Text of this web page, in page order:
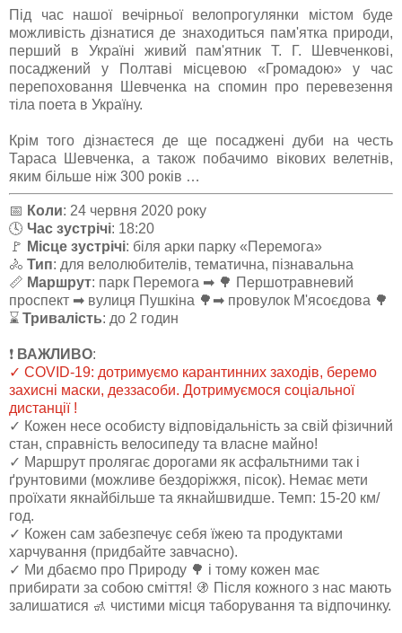
Під час нашої вечірньої велопрогулянки містом буде
можливість дізнатися де знаходиться пам'ятка природи,
перший в Україні живий пам'ятник Т. Г. Шевченкові,
посаджений у Полтаві місцевою «Громадою» у час
перепоховання Шевченка на спомин про перевезення
тіла поета в Україну.
Крім того дізнаєтеся де ще посаджені дуби на честь
Тараса Шевченка, а також побачимо вікових велетнів,
яким більше ніж 300 років …
📅 Коли: 24 червня 2020 року
🕓 Час зустрічі: 18:20
🚩 Місце зустрічі: біля арки парку «Перемога»
🚴 Тип: для велолюбителів, тематична, пізнавальна
📏 Маршрут: парк Перемога ➡ 🌳 Першотравневий
проспект ➡ вулиця Пушкіна 🌳➡ провулок М'ясоєдова 🌳
⌛ Тривалість: до 2 годин
❗️ ВАЖЛИВО:
✓ COVID-19: дотримуємо карантинних заходів, беремо
захисні маски, деззасоби. Дотримуємося соціальної
дистанції !
✓ Кожен несе особисту відповідальність за свій фізичний
стан, справність велосипеду та власне майно!
✓ Маршрут пролягає дорогами як асфальтними так і
ґрунтовими (можливе бездоріжжя, пісок). Немає мети
проїхати якнайбільше та якнайшвидше. Темп: 15-20 км/
год.
✓ Кожен сам забезпечує себя їжею та продуктами
харчування (придбайте завчасно).
✓ Ми дбаємо про Природу 🌳 і тому кожен має
прибирати за собою сміття! 🚯 Після кожного з нас мають
залишатися 🚮 чистими місця таборування та відпочинку.